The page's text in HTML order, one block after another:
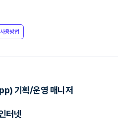
사용방법
기획/운영 매니저
터넷